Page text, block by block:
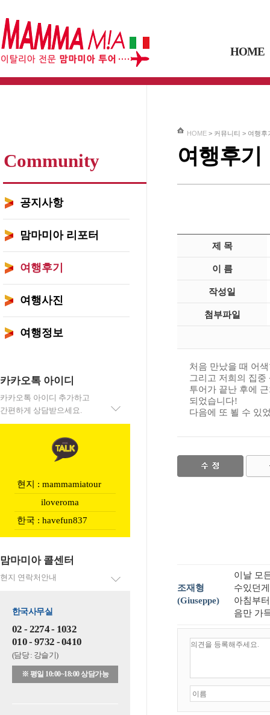
HOME
Community
공지사항
맘마미아 리포터
여행후기
여행사진
여행정보
카카오톡 아이디
카카오톡 아이디 추가하고
간편하게 상담받으세요.
현지 : mammamiatour
iloveroma
한국 : havefun837
맘마미아 콜센터
현지 연락처안내
한국사무실
02 - 2274 - 1032
010 - 9732 - 0410
(담당 : 강슬기)
※ 평일 10:00~18:00 상담가능
HOME > 커뮤니티 > 여행후
여행후기
제 목
이 름
작성일
첨부파일
처음 만났을 때 어
그리고 저희의 집
투어가 끝난 후에
되었습니다!
다음에 또 뵐 수 있
조재형
(Giuseppe)
이날 모
수있던
아침부
음만 가